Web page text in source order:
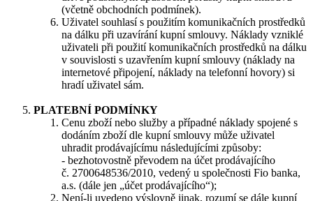
(včetně obchodních podmínek).
Uživatel souhlasí s použitím komunikačních prostředků
na dálku při uzavírání kupní smlouvy. Náklady vzniklé
uživateli při použití komunikačních prostředků na dálku
v souvislosti s uzavřením kupní smlouvy (náklady na
internetové připojení, náklady na telefonní hovory) si
hradí uživatel sám.
PLATEBNÍ PODMÍNKY
​Cenu zboží nebo služby a případné náklady spojené s
dodáním zboží dle kupní smlouvy může uživatel
uhradit prodávajícímu následujícími způsoby:
- bezhotovostně převodem na účet prodávajícího
č. 2700648536/2010, vedený u společnosti Fio banka,
a.s. (dále jen „účet prodávajícího“);
Není-li uvedeno výslovně jinak, rozumí se dále kupní